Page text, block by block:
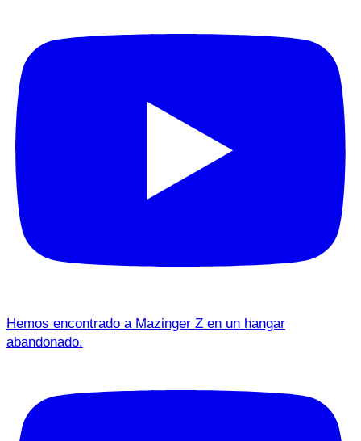
Hemos encontrado a Mazinger Z en un hangar
abandonado.